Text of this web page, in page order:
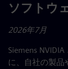
ソフトウ
2026年7月
Siemens
に、自社の製品